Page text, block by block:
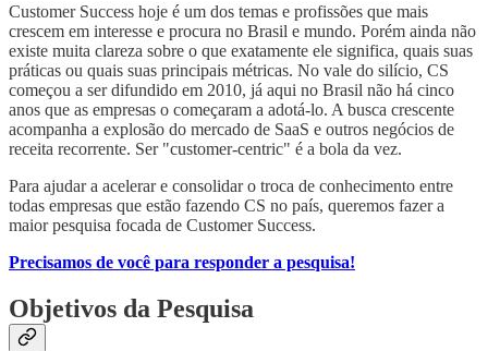
Customer Success hoje é um dos temas e profissões que mais
crescem em interesse e procura no Brasil e mundo. Porém ainda não
existe muita clareza sobre o que exatamente ele significa, quais suas
práticas ou quais suas principais métricas. No vale do silício, CS
começou a ser difundido em 2010, já aqui no Brasil não há cinco
anos que as empresas o começaram a adotá-lo. A busca crescente
acompanha a explosão do mercado de SaaS e outros negócios de
receita recorrente. Ser "customer-centric" é a bola da vez.
Para ajudar a acelerar e consolidar o troca de conhecimento entre
todas empresas que estão fazendo CS no país, queremos fazer a
maior pesquisa focada de Customer Success.
Precisamos de você para responder a pesquisa!
Objetivos da Pesquisa